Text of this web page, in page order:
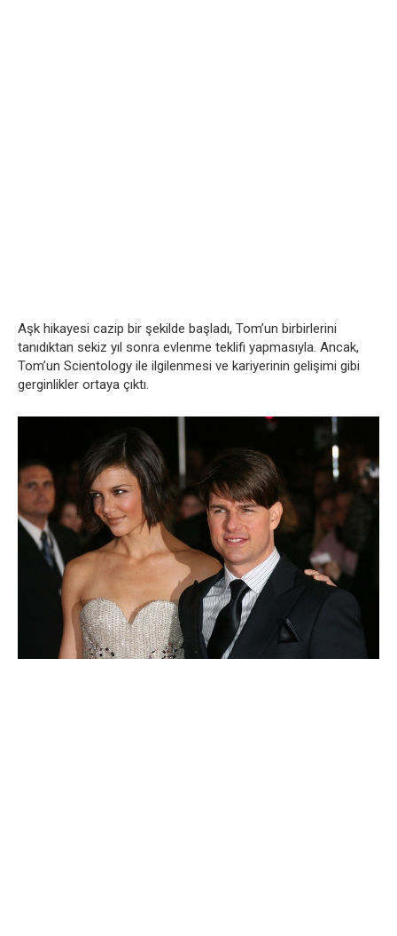
Aşk hikayesi cazip bir şekilde başladı, Tom’un birbirlerini
tanıdıktan sekiz yıl sonra evlenme teklifi yapmasıyla. Ancak,
Tom’un Scientology ile ilgilenmesi ve kariyerinin gelişimi gibi
gerginlikler ortaya çıktı.